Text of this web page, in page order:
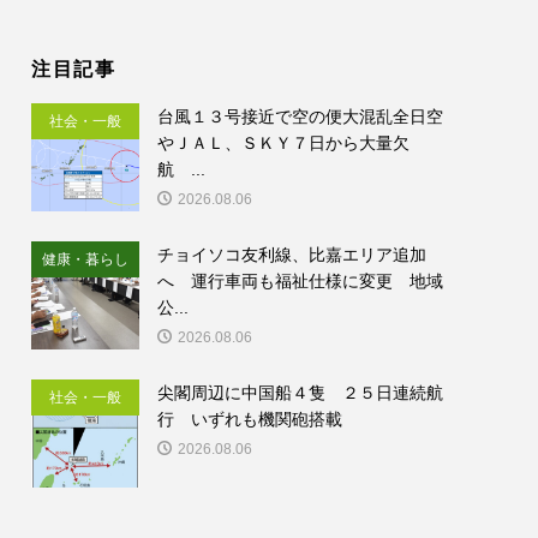
注目記事
社会・一般
台風１３号接近で空の便大混乱全日空
やＪＡＬ、ＳＫＹ７日から大量欠
航 ...
2026.08.06
健康・暮らし
チョイソコ友利線、比嘉エリア追加
へ 運行車両も福祉仕様に変更 地域
公...
2026.08.06
社会・一般
尖閣周辺に中国船４隻 ２５日連続航
行 いずれも機関砲搭載
2026.08.06